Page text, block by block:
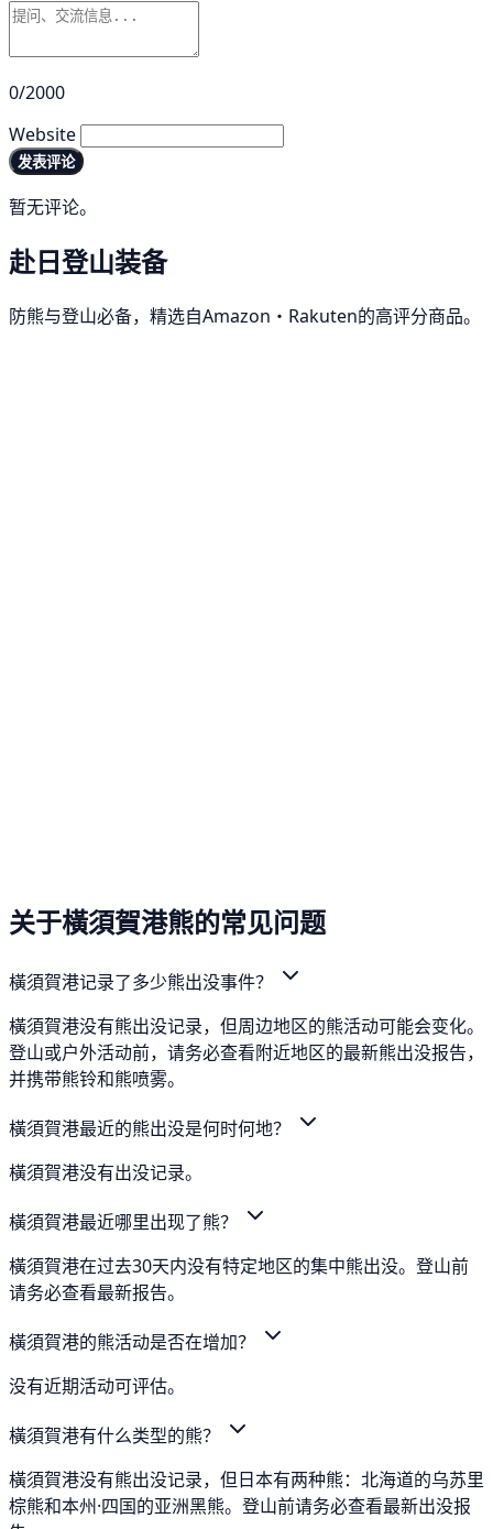
0/2000
Website
发表评论
暂无评论。
赴日登山装备
防熊与登山必备，精选自Amazon・Rakuten的高评分商品。
关于橫須賀港熊的常见问题
橫須賀港记录了多少熊出没事件？
橫須賀港没有熊出没记录，但周边地区的熊活动可能会变化。
登山或户外活动前，请务必查看附近地区的最新熊出没报告，
并携带熊铃和熊喷雾。
橫須賀港最近的熊出没是何时何地？
橫須賀港没有出没记录。
橫須賀港最近哪里出现了熊？
橫須賀港在过去30天内没有特定地区的集中熊出没。登山前
请务必查看最新报告。
橫須賀港的熊活动是否在增加？
没有近期活动可评估。
橫須賀港有什么类型的熊？
橫須賀港没有熊出没记录，但日本有两种熊：北海道的乌苏里
棕熊和本州·四国的亚洲黑熊。登山前请务必查看最新出没报